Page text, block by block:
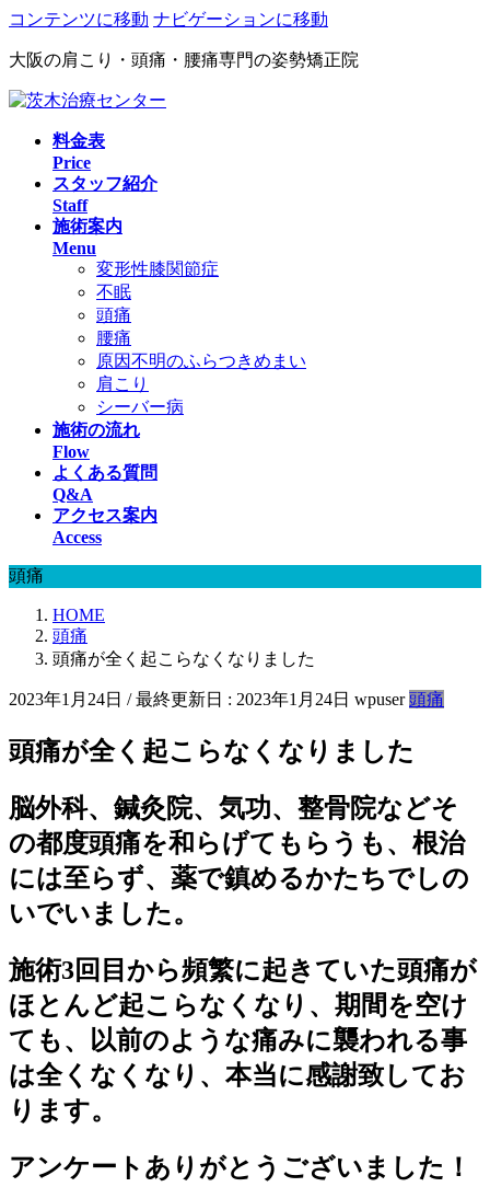
コンテンツに移動 ナビゲーションに移動
大阪の肩こり・頭痛・腰痛専門の姿勢矯正院
料金表
Price
スタッフ紹介
Staff
施術案内
Menu
変形性膝関節症
不眠
頭痛
腰痛
原因不明のふらつきめまい
肩こり
シーバー病
施術の流れ
Flow
よくある質問
Q&A
アクセス案内
Access
頭痛
HOME
頭痛
頭痛が全く起こらなくなりました
2023年1月24日 / 最終更新日 : 2023年1月24日 wpuser 頭痛
頭痛が全く起こらなくなりました
脳外科、鍼灸院、気功、整骨院などそ
の都度頭痛を和らげてもらうも、根治
には至らず、薬で鎮めるかたちでしの
いでいました。
施術3回目から頻繁に起きていた頭痛が
ほとんど起こらなくなり、期間を空け
ても、以前のような痛みに襲われる事
は全くなくなり、本当に感謝致してお
ります。
アンケートありがとうございました！